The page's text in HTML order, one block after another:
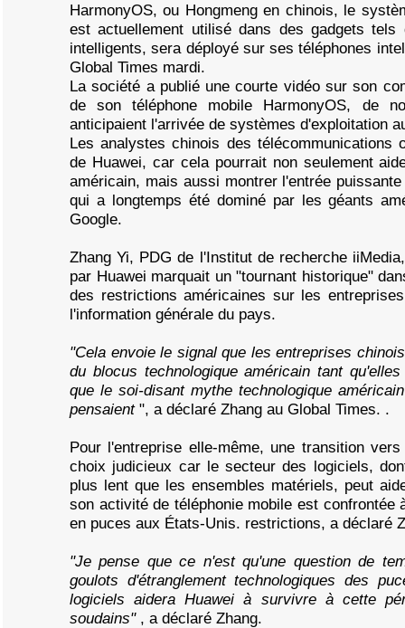
HarmonyOS, ou Hongmeng en chinois, le
est actuellement utilisé dans des gadgets
intelligents, sera déployé sur ses téléphones
Global Times mardi.
La société a publié une courte vidéo sur son
de son téléphone mobile HarmonyOS, de
anticipaient l'arrivée de systèmes d'exploitation
Les analystes chinois des télécommunications
de Huawei, car cela pourrait non seulement
américain, mais aussi montrer l'entrée
qui a longtemps été dominé par les géants
Google.
Zhang Yi, PDG de l'Institut de recherche
par Huawei marquait un "tournant historique"
des restrictions américaines sur les
l'information générale du pays.
"Cela envoie le signal que les entreprises
du blocus technologique américain tant
que le soi-disant mythe technologique
pensaient ", a déclaré Zhang au Global Times. .
Pour l'entreprise elle-même, une transition
choix judicieux car le secteur des logiciels,
plus lent que les ensembles matériels, peut
son activité de téléphonie mobile est
en puces aux États-Unis. restrictions, a déclaré
"Je pense que ce n'est qu'une question de
goulots d'étranglement technologiques des
logiciels aidera Huawei à survivre à cette
soudains" , a déclaré Zhang.